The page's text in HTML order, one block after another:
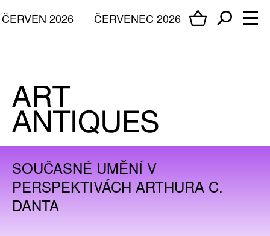
ČERVENEC 2026
ČERVEN 2026
SOUČASNÉ UMĚNÍ V
PERSPEKTIVÁCH ARTHURA C.
DANTA